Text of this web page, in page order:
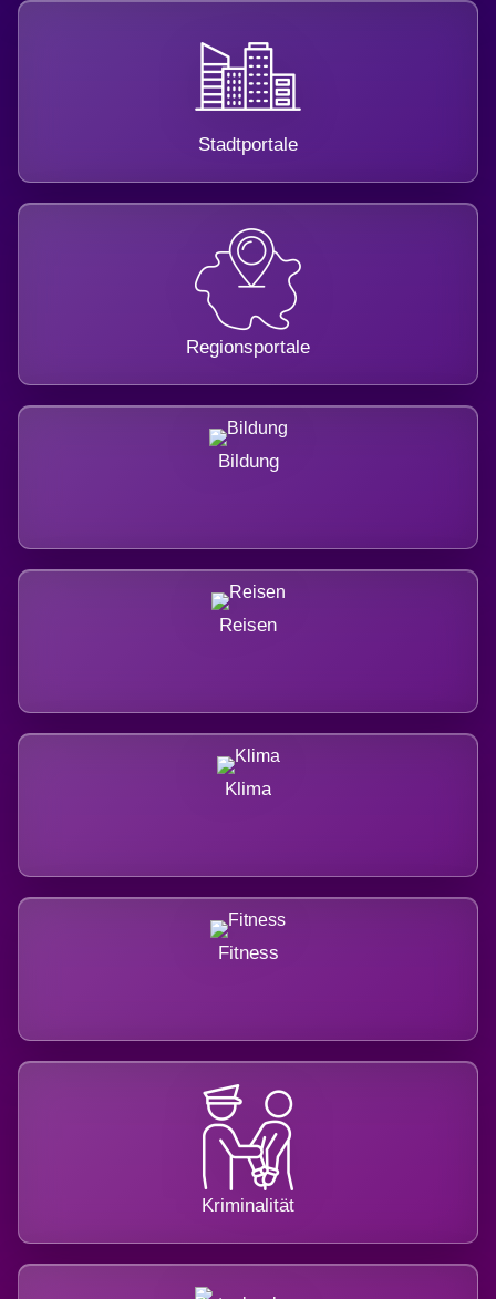
Stadtportale
Regionsportale
Bildung
Reisen
Klima
Fitness
Kriminalität